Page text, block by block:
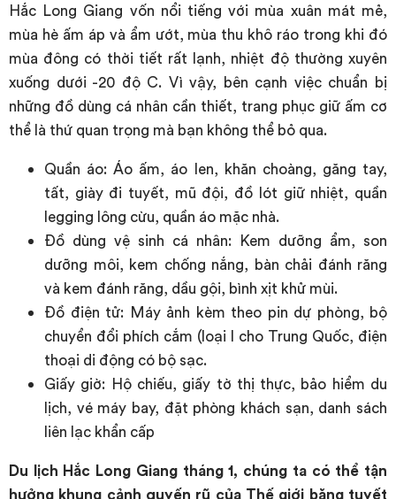
Hắc Long Giang vốn nổi tiếng với mùa xuân mát mẻ,
mùa hè ấm áp và ẩm ướt, mùa thu khô ráo trong khi đó
mùa đông có thời tiết rất lạnh, nhiệt độ thường xuyên
xuống dưới -20 độ C. Vì vậy, bên cạnh việc chuẩn bị
những đồ dùng cá nhân cần thiết, trang phục giữ ấm cơ
thể là thứ quan trọng mà bạn không thể bỏ qua.
Quần áo: Áo ấm, áo len, khăn choàng, găng tay,
tất, giày đi tuyết, mũ đội, đồ lót giữ nhiệt, quần
legging lông cừu, quần áo mặc nhà.
Đồ dùng vệ sinh cá nhân: Kem dưỡng ẩm, son
dưỡng môi, kem chống nắng, bàn chải đánh răng
và kem đánh răng, dầu gội, bình xịt khử mùi.
Đồ điện tử: Máy ảnh kèm theo pin dự phòng, bộ
chuyển đổi phích cắm (loại I cho Trung Quốc, điện
thoại di động có bộ sạc.
Giấy giờ: Hộ chiếu, giấy tờ thị thực, bảo hiểm du
lịch, vé máy bay, đặt phòng khách sạn, danh sách
liên lạc khẩn cấp
Du lịch Hắc Long Giang tháng 1, chúng ta có thể tận
hưởng khung cảnh quyến rũ của Thế giới băng tuyết